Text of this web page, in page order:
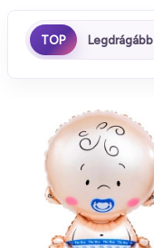
TOP Legdrágább